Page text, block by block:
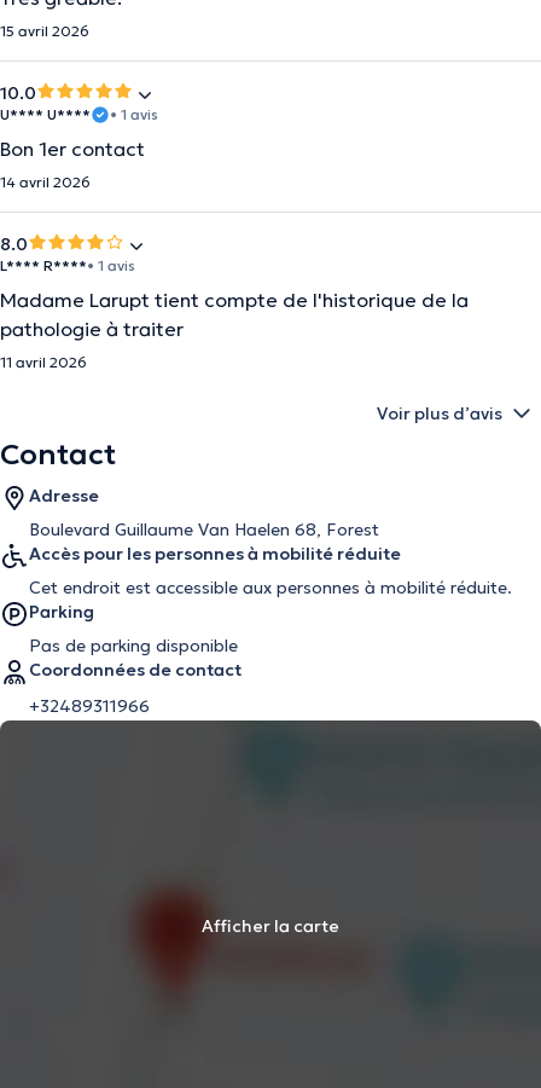
15 avril 2026
10.0
U**** U**** • 1 avis
Bon 1er contact
14 avril 2026
8.0
L**** R****• 1 avis
Madame Larupt tient compte de l'historique de la
pathologie à traiter
11 avril 2026
Voir plus d’avis
Contact
Adresse
Boulevard Guillaume Van Haelen 68, Forest
Accès pour les personnes à mobilité réduite
Cet endroit est accessible aux personnes à mobilité réduite.
Parking
Pas de parking disponible
Coordonnées de contact
+32489311966
Afficher la carte